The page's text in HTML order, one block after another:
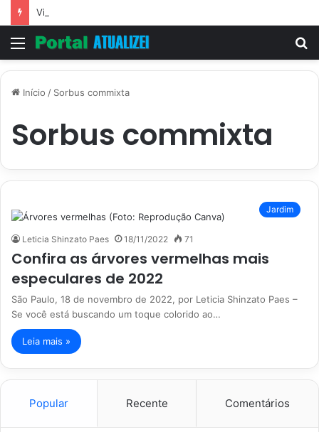
Menu
Início / Sorbus commixta
Sorbus commixta
Jardim
Leticia Shinzato Paes 18/11/2022 71
Confira as árvores vermelhas mais
especulares de 2022
São Paulo, 18 de novembro de 2022, por Leticia Shinzato Paes –
Se você está buscando um toque colorido ao…
Leia mais »
Popular Recente Comentários